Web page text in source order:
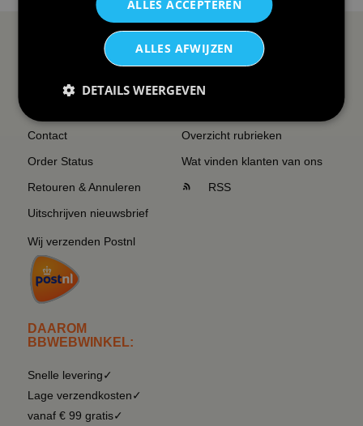
SERVICE EN INFO
Reviews
Contact
Order Status
Retouren & Annuleren
Uitschrijven nieuwsbrief
Wij verzenden Postnl
DAAROM
BBWEBWINKEL:
Snelle levering✓
Lage verzendkosten✓
vanaf € 99 gratis✓
OVERZICHT
Sitemapping
Overzicht rubrieken
Wat vinden klanten van ons
RSS
ALLES ACCEPTEREN
ALLES AFWIJZEN
DETAILS WEERGEVEN